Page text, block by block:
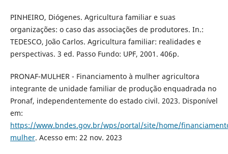
PINHEIRO, Diógenes. Agricultura familiar e suas
organizações: o caso das associações de produtores. In.:
TEDESCO, João Carlos. Agricultura familiar: realidades e
perspectivas. 3 ed. Passo Fundo: UPF, 2001. 406p.
PRONAF-MULHER - Financiamento à mulher agricultora
integrante de unidade familiar de produção enquadrada no
Pronaf, independentemente do estado civil. 2023. Disponível
em:
https://www.bndes.gov.br/wps/portal/site/home/
mulher. Acesso em: 22 nov. 2023